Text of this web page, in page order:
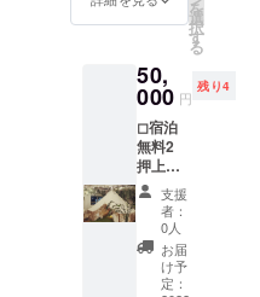
ていな
エリア
墨田区
菊川1-
11-10
◻︎5枚ま
で 有効
期限
2022年
1月25
日〜
2022年
4月末ま
を
選
択
す
る
50,
000 円
残り4
◻︎宿泊
無料2
押上ス
カイツ
リーで
案内し
てい
る。 室
内グラ
支援
者：
0人
お届
け予
定：